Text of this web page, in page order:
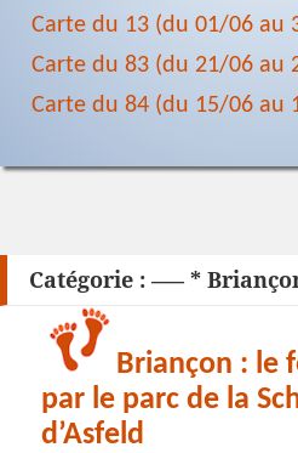
Carte du 13 (du 01/06 au
Carte du 83 (du 21/06 au
Carte du 84 (du 15/06 au
Catégorie : —– *
Briançon : le
par le parc de la
d’Asfeld